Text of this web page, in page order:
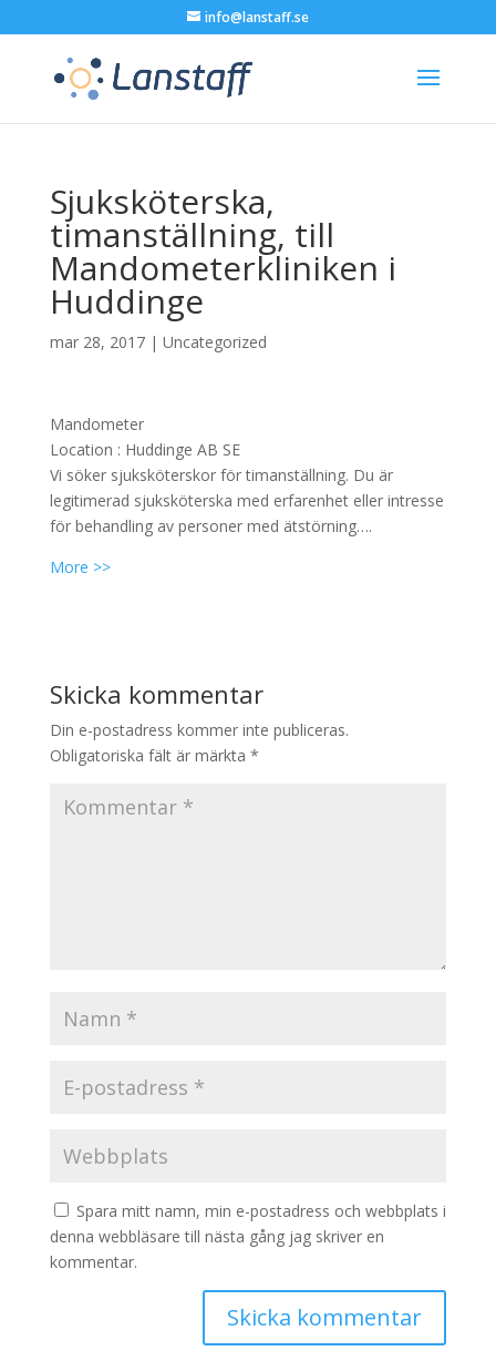
info@lanstaff.se
Sjuksköterska,
timanställning, till
Mandometerkliniken i
Huddinge
mar 28, 2017| Uncategorized
Mandometer
Location : Huddinge AB SE
Vi söker sjuksköterskor för timanställning. Du är
legitimerad sjuksköterska med erfarenhet eller intresse
för behandling av personer med ätstörning….
More >>
Skicka kommentar
Din e-postadress kommer inte publiceras.
Obligatoriska fält är märkta *
Spara mitt namn, min e-postadress och webbplats i
denna webbläsare till nästa gång jag skriver en
kommentar.